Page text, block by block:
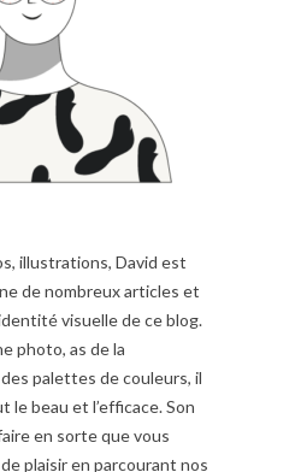
illustrations, David est
de nombreux articles et
visuelle de ce blog.
photo, as de la
palettes de couleurs, il
le beau et l’efficace. Son
en sorte que vous
plaisir en parcourant nos